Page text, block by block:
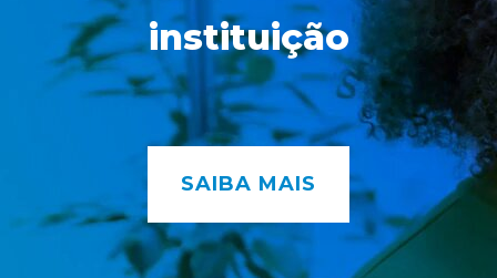
instituição
SAIBA MAIS